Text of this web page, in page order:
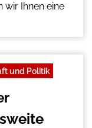
wir Ihnen eine
und Politik